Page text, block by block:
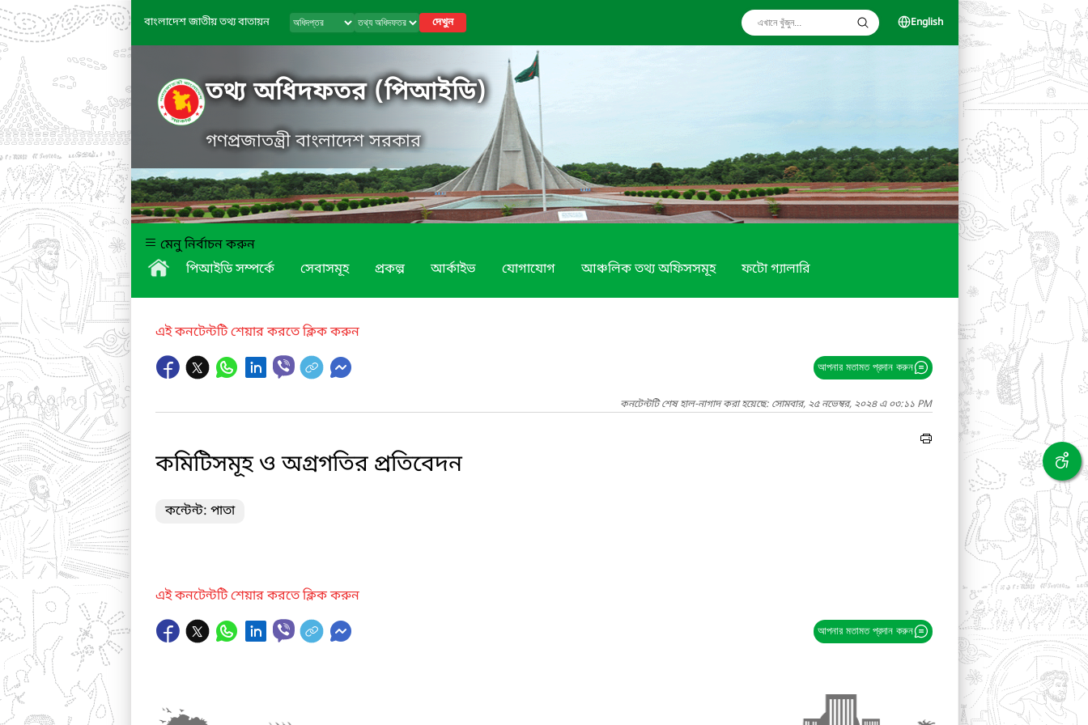
বাংলাদেশ জাতীয় তথ্য বাতায়ন দেখুন English
তথ্য অধিদফতর (পিআইডি)
গণপ্রজাতন্ত্রী বাংলাদেশ সরকার
মেনু নির্বাচন করুন
পিআইডি সম্পর্কে
সেবাসমূহ প্রকল্প আর্কাইভ যোগাযোগ আঞ্চলিক তথ্য অফিসসমূহ ফটো গ্যালারি
এই কনটেন্টটি শেয়ার করতে ক্লিক করুন
আপনার মতামত প্রদান করুন
কনটেন্টটি শেষ হাল-নাগাদ করা হয়েছে: সোমবার, ২৫ নভেম্বর, ২০২৪ এ ০৩:১১ PM
কমিটিসমূহ ও অগ্রগতির প্রতিবেদন
কন্টেন্ট: পাতা
এই কনটেন্টটি শেয়ার করতে ক্লিক করুন
আপনার মতামত প্রদান করুন